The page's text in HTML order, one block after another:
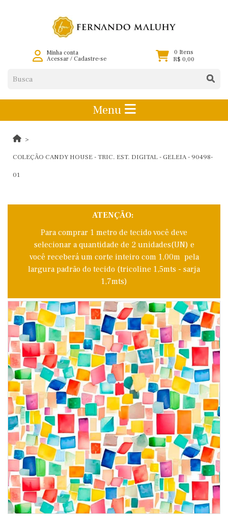
Minha conta
Acessar/ Cadastre-se
0 Itens
R$ 0,00
Menu
COLEÇÃO CANDY HOUSE - TRIC. EST. DIGITAL - GELEIA - 90498-
01
ATENÇÃO:
Para comprar 1 metro de tecido você deve
selecionar a quantidade de 2 unidades(UN) e
você receberá um corte inteiro com 1,00m pela
largura padrão do tecido (tricoline 1,5mts - sarja
1,7mts)